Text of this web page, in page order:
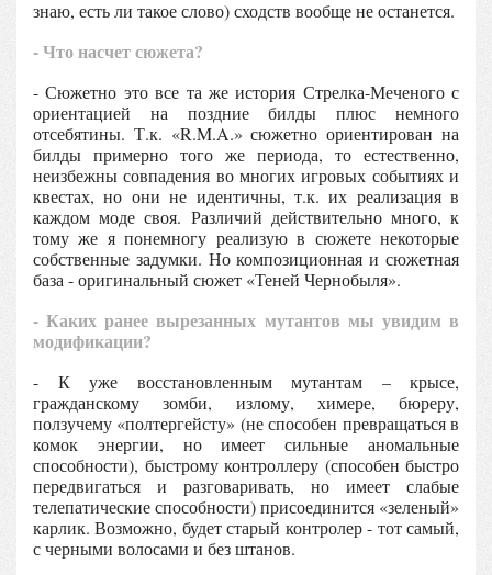
знаю, есть ли такое слово) сходств вообще не останется.
- Что насчет сюжета?
- Сюжетно это все та же история Стрелка-Меченого с
ориентацией на поздние билды плюс немного
отсебятины. Т.к. «R.M.A.» сюжетно ориентирован на
билды примерно того же периода, то естественно,
неизбежны совпадения во многих игровых событиях и
квестах, но они не идентичны, т.к. их реализация в
каждом моде своя. Различий действительно много, к
тому же я понемногу реализую в сюжете некоторые
собственные задумки. Но композиционная и сюжетная
база - оригинальный сюжет «Теней Чернобыля».
- Каких ранее вырезанных мутантов мы увидим в
модификации?
- К уже восстановленным мутантам – крысе,
гражданскому зомби, излому, химере, бюреру,
ползучему «полтергейсту» (не способен превращаться в
комок энергии, но имеет сильные аномальные
способности), быстрому контроллеру (способен быстро
передвигаться и разговаривать, но имеет слабые
телепатические способности) присоединится «зеленый»
карлик. Возможно, будет старый контролер - тот самый,
с черными волосами и без штанов.